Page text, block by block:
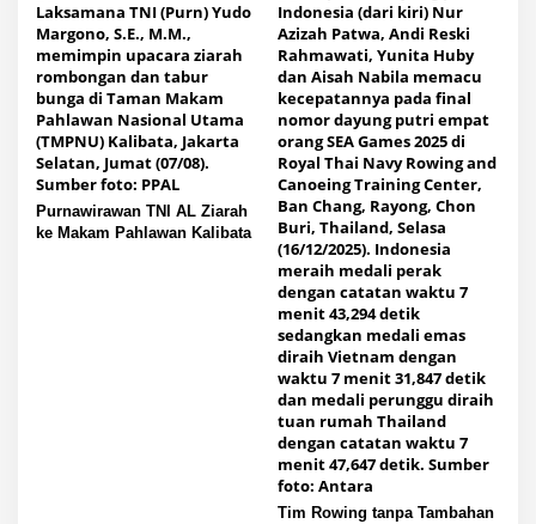
Purnawirawan TNI AL Ziarah
ke Makam Pahlawan Kalibata
Tim Rowing tanpa Tambahan